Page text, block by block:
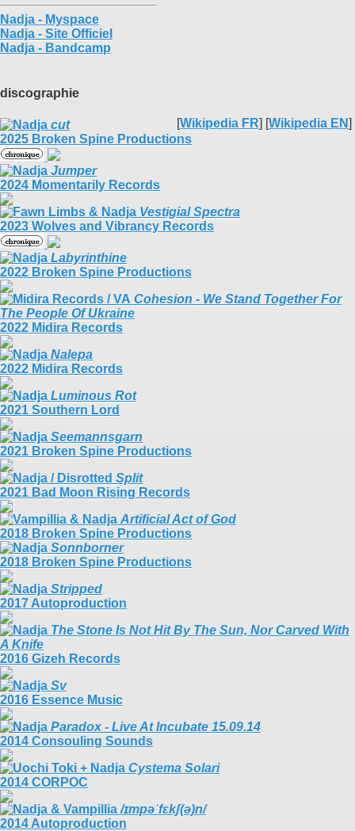
[Wikipedia FR] [Wikipedia EN]
Nadja - Myspace
Nadja - Site Officiel
Nadja - Bandcamp
discographie
cut
2025 Broken Spine Productions
Jumper
2024 Momentarily Records
Vestigial Spectra
2023 Wolves and Vibrancy Records
Labyrinthine
2022 Broken Spine Productions
Cohesion - We Stand Together For
The People Of Ukraine
2022 Midira Records
Nalepa
2022 Midira Records
Luminous Rot
2021 Southern Lord
Seemannsgarn
2021 Broken Spine Productions
Split
2021 Bad Moon Rising Records
Artificial Act of God
2018 Broken Spine Productions
Sonnborner
2018 Broken Spine Productions
Stripped
2017 Autoproduction
The Stone Is Not Hit By The Sun, Nor Carved With
A Knife
2016 Gizeh Records
Sv
2016 Essence Music
Paradox - Live At Incubate 15.09.14
2014 Consouling Sounds
Cystema Solari
2014 CORPOC
/ɪmpəˈfɛkʃ​(​ə​)​n/
2014 Autoproduction